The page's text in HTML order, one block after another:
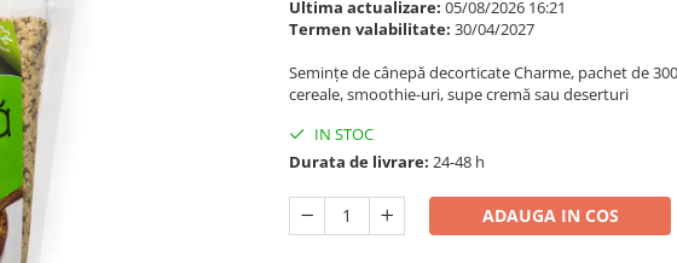
Ultima actualizare: 05/08/2026 16:21
Termen valabilitate: 30/04/2027
Semințe de cânepă decorticate Charme, pachet de
cereale, smoothie-uri, supe cremă sau deserturi
IN STOC
Durata de livrare: 24-48 h
ADAUGA IN COS